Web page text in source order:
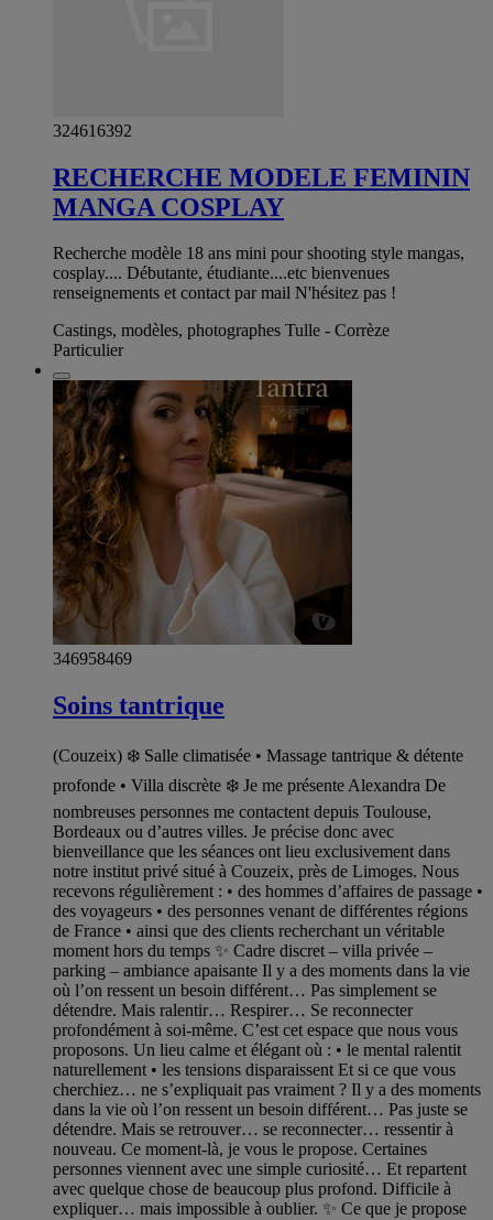
324616392
RECHERCHE MODELE FEMININ
MANGA COSPLAY
Recherche modèle 18 ans mini pour shooting style mangas,
cosplay.... Débutante, étudiante....etc bienvenues
renseignements et contact par mail N'hésitez pas !
Castings, modèles, photographes Tulle - Corrèze
Particulier
346958469
Soins tantrique
(Couzeix) ❄️ Salle climatisée • Massage tantrique & détente
profonde • Villa discrète ❄️ Je me présente Alexandra De
nombreuses personnes me contactent depuis Toulouse,
Bordeaux ou d’autres villes. Je précise donc avec
bienveillance que les séances ont lieu exclusivement dans
notre institut privé situé à Couzeix, près de Limoges. Nous
recevons régulièrement : • des hommes d’affaires de passage •
des voyageurs • des personnes venant de différentes régions
de France • ainsi que des clients recherchant un véritable
moment hors du temps ✨ Cadre discret – villa privée –
parking – ambiance apaisante Il y a des moments dans la vie
où l’on ressent un besoin différent… Pas simplement se
détendre. Mais ralentir… Respirer… Se reconnecter
profondément à soi-même. C’est cet espace que nous vous
proposons. Un lieu calme et élégant où : • le mental ralentit
naturellement • les tensions disparaissent Et si ce que vous
cherchiez… ne s’expliquait pas vraiment ? Il y a des moments
dans la vie où l’on ressent un besoin différent… Pas juste se
détendre. Mais se retrouver… se reconnecter… ressentir à
nouveau. Ce moment-là, je vous le propose. Certaines
personnes viennent avec une simple curiosité… Et repartent
avec quelque chose de beaucoup plus profond. Difficile à
expliquer… mais impossible à oublier. ✨ Ce que je propose